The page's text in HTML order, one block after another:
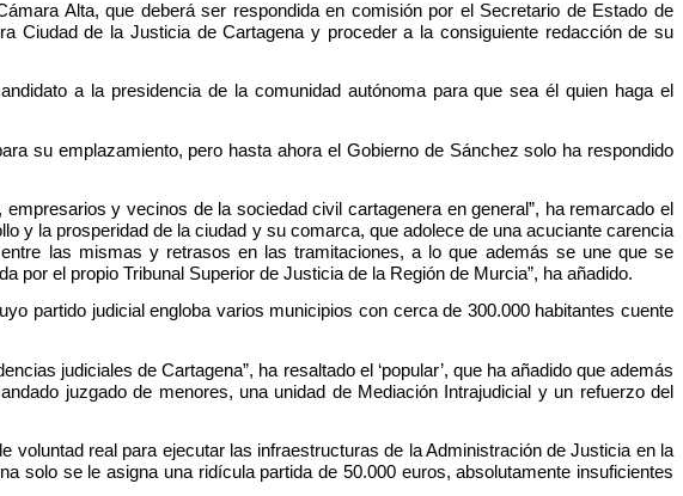
Alta, que deberá ser respondida en comisión por el Secretario de Estado de
Ciudad de la Justicia de Cartagena y proceder a la consiguiente redacción de su
a la presidencia de la comunidad autónoma para que sea él quien haga el
su emplazamiento, pero hasta ahora el Gobierno de Sánchez solo ha respondido
y vecinos de la sociedad civil cartagenera en general”, ha remarcado el
y la prosperidad de la ciudad y su comarca, que adolece de una acuciante carencia
las mismas y retrasos en las tramitaciones, a lo que además se une que se
por el propio Tribunal Superior de Justicia de la Región de Murcia”, ha añadido.
partido judicial engloba varios municipios con cerca de 300.000 habitantes cuente
judiciales de Cartagena”, ha resaltado el ‘popular’, que ha añadido que además
juzgado de menores, una unidad de Mediación Intrajudicial y un refuerzo del
real para ejecutar las infraestructuras de la Administración de Justicia en la
solo se le asigna una ridícula partida de 50.000 euros, absolutamente insuficientes